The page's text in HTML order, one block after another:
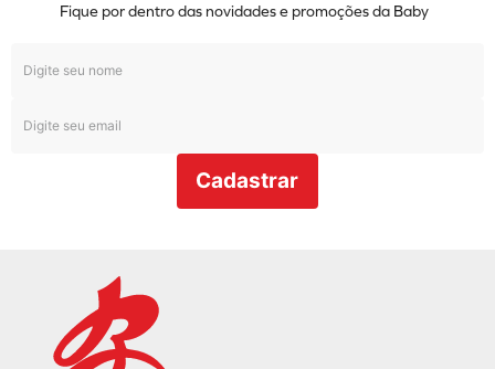
Fique por dentro das novidades e promoções da Baby
Cadastrar